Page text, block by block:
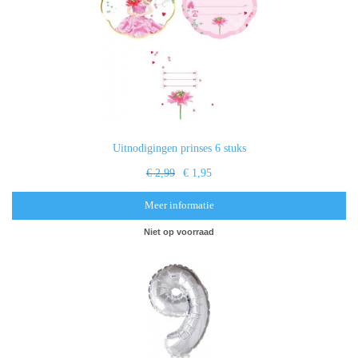
Uitnodigingen prinses 6 stuks
€ 2,99 € 1,95
Meer informatie
Niet op voorraad